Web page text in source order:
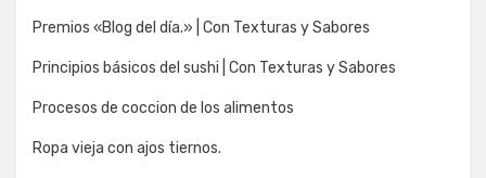
Premios «Blog del día.» | Con Texturas y Sabores
Principios básicos del sushi | Con Texturas y Sabores
Procesos de coccion de los alimentos
Ropa vieja con ajos tiernos.